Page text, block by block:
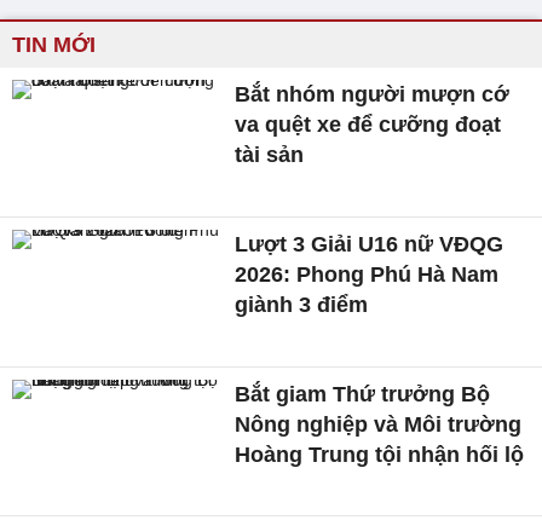
TIN MỚI
Bắt nhóm người mượn cớ
va quệt xe để cưỡng đoạt
tài sản
Lượt 3 Giải U16 nữ VĐQG
2026: Phong Phú Hà Nam
giành 3 điểm
Bắt giam Thứ trưởng Bộ
Nông nghiệp và Môi trường
Hoàng Trung tội nhận hối lộ